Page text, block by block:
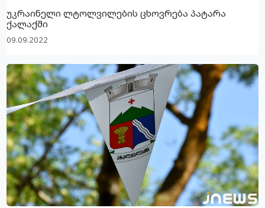
უკრაინელი ლტოლვილების ცხოვრება პატარა
ქალაქში
09.09.2022